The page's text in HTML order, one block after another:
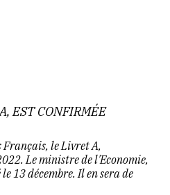
EST CONFIRMÉE
le Livret A,
Le ministre de l'Economie,
13 décembre. Il en sera de